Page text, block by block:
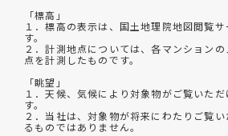
「標高」
１．標高の表示は、国土地理院地図閲覧
す。
２．計測地点については、各マンション
点を計測したものです。
「眺望」
１．天候、気候により対象物がご覧いた
す。
２．当社は、対象物が将来にわたりご覧
るものではありません。